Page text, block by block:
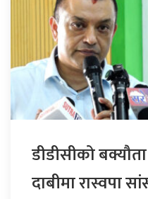
डीडीसीको
दाबीमा रास्वपा